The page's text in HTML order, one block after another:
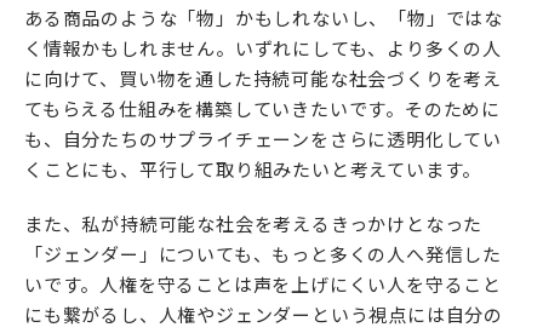
ある商品のような「物」かもしれないし、「物」ではな
く情報かもしれません。いずれにしても、より多くの人
に向けて、買い物を通した持続可能な社会づくりを考え
てもらえる仕組みを構築していきたいです。そのために
も、自分たちのサプライチェーンをさらに透明化してい
くことにも、平行して取り組みたいと考えています。
また、私が持続可能な社会を考えるきっかけとなった
「ジェンダー」についても、もっと多くの人へ発信した
いです。人権を守ることは声を上げにくい人を守ること
にも繋がるし、人権やジェンダーという視点には自分の